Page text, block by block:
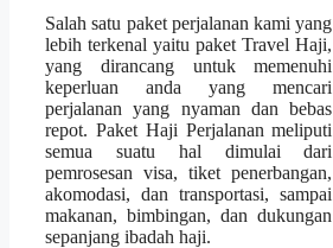
Salah satu paket perjalanan kami yang
lebih terkenal yaitu paket Travel Haji,
yang dirancang untuk memenuhi
keperluan anda yang mencari
perjalanan yang nyaman dan bebas
repot. Paket Haji Perjalanan meliputi
semua suatu hal dimulai dari
pemrosesan visa, tiket penerbangan,
akomodasi, dan transportasi, sampai
makanan, bimbingan, dan dukungan
sepanjang ibadah haji.